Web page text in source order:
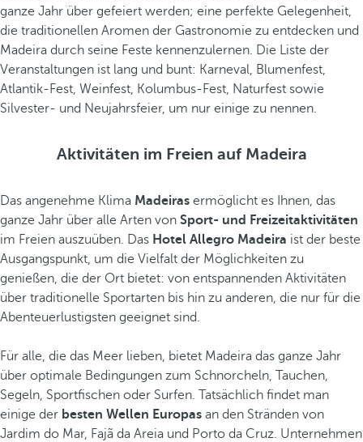
ganze Jahr über gefeiert werden; eine perfekte Gelegenheit,
die traditionellen Aromen der Gastronomie zu entdecken und
Madeira durch seine Feste kennenzulernen. Die Liste der
Veranstaltungen ist lang und bunt: Karneval, Blumenfest,
Atlantik-Fest, Weinfest, Kolumbus-Fest, Naturfest sowie
Silvester- und Neujahrsfeier, um nur einige zu nennen.
Aktivitäten im Freien auf Madeira
Das angenehme Klima Madeiras ermöglicht es Ihnen, das
ganze Jahr über alle Arten von Sport- und Freizeitaktivitäten
im Freien auszuüben. Das Hotel Allegro Madeira ist der beste
Ausgangspunkt, um die Vielfalt der Möglichkeiten zu
genießen, die der Ort bietet: von entspannenden Aktivitäten
über traditionelle Sportarten bis hin zu anderen, die nur für die
Abenteuerlustigsten geeignet sind.
Für alle, die das Meer lieben, bietet Madeira das ganze Jahr
über optimale Bedingungen zum Schnorcheln, Tauchen,
Segeln, Sportfischen oder Surfen. Tatsächlich findet man
einige der besten Wellen Europas an den Stränden von
Jardim do Mar, Fajã da Areia und Porto da Cruz. Unternehmen